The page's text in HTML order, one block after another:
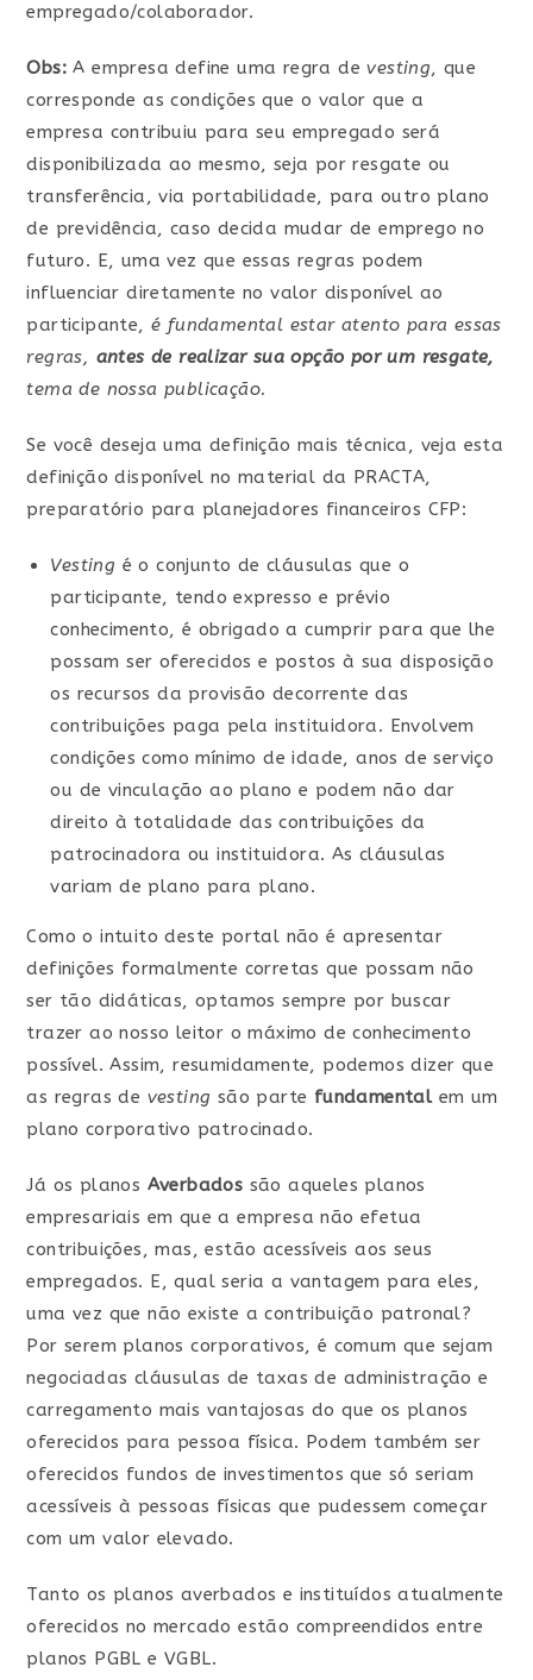
empregado/colaborador.
Obs:A empresa define uma regra devesting, que
corresponde as condições que o valor que a
empresa contribuiu para seu empregado será
disponibilizada ao mesmo, seja por resgate ou
transferência, via portabilidade, para outro plano
de previdência, caso decida mudar de emprego no
futuro. E, uma vez que essas regras podem
influenciar diretamente no valor disponível ao
participante,é fundamental estar atento para essas
regras, antes de realizar sua opção por um resgate,
tema de nossa publicação.
Se você deseja uma definição mais técnica, veja esta
definição disponível no material da PRACTA,
preparatório para planejadores financeiros CFP:
Vesting é o conjunto de cláusulas que o
participante, tendo expresso e prévio
conhecimento, é obrigado a cumprir para que lhe
possam ser oferecidos e postos à sua disposição
os recursos da provisão decorrente das
contribuições paga pela instituidora. Envolvem
condições como mínimo de idade, anos de serviço
ou de vinculação ao plano e podem não dar
direito à totalidade das contribuições da
patrocinadora ou instituidora. As cláusulas
variam de plano para plano.
Como o intuito deste portal não é apresentar
definições formalmente corretas que possam não
ser tão didáticas, optamos sempre por buscar
trazer ao nosso leitor o máximo de conhecimento
possível. Assim, resumidamente, podemos dizer que
as regras de vesting são parte fundamentalem um
plano corporativo patrocinado.
Já os planos Averbados são aqueles planos
empresariais em que a empresa não efetua
contribuições, mas, estão acessíveis aos seus
empregados. E, qual seria a vantagem para eles,
uma vez que não existe a contribuição patronal?
Por serem planos corporativos, é comum que sejam
negociadas cláusulas de taxas de administração e
carregamento mais vantajosas do que os planos
oferecidos para pessoa física. Podem também ser
oferecidos fundos de investimentos que só seriam
acessíveis à pessoas físicas que pudessem começar
com um valor elevado.
Tanto os planos averbados e instituídos atualmente
oferecidos no mercado estão compreendidos entre
planos PGBL e VGBL.